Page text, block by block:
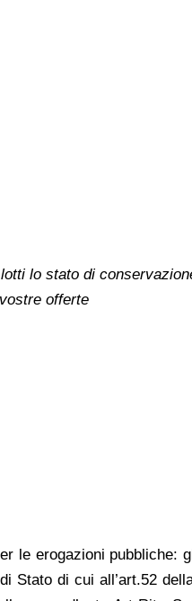
lo stato di
offerte
le erogazioni pubbliche:
Stato di cui all’art.52